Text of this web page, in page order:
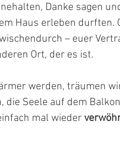
Danke sagen
Haus erleben durften.
– euer
Ort, der es ist.
werden, träumen
die Seele auf dem
mal wieder